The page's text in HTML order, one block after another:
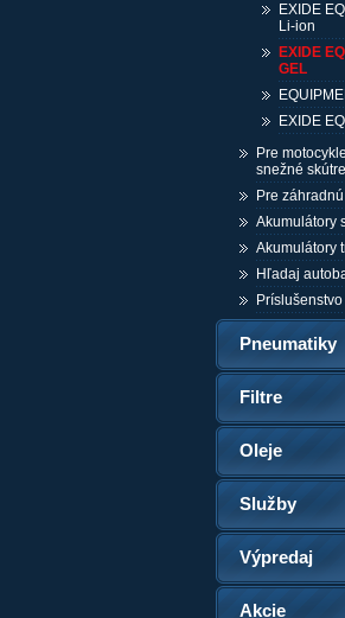
EXIDE
Li-ion
EXIDE
GEL
EXIDE
Pre
snežné skútre
Pre
Akumulátory
Akumulátory
Hľadaj
Príslušenstvo
Pneumatiky
Filtre
Oleje
Služby
Výpredaj
Akcie